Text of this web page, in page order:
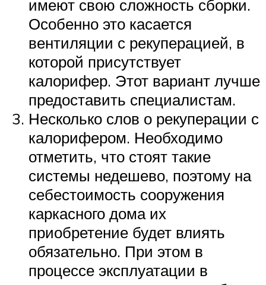
имеют свою сложность сборки.
Особенно это касается
вентиляции с рекуперацией, в
которой присутствует
калорифер. Этот вариант лучше
предоставить специалистам.
Несколько слов о рекуперации с
калорифером. Необходимо
отметить, что стоят такие
системы недешево, поэтому на
себестоимость сооружения
каркасного дома их
приобретение будет влиять
обязательно. При этом в
процессе эксплуатации в